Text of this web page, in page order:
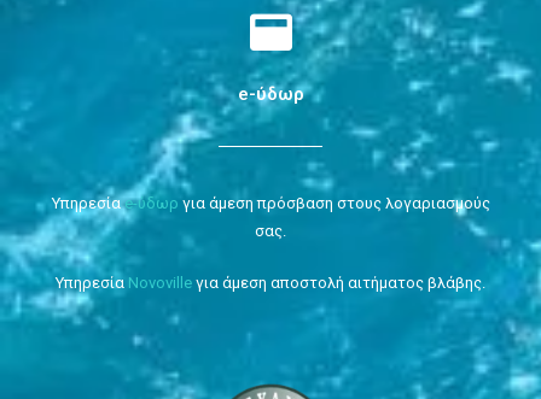
e-ύδωρ
Υπηρεσίαe-ύδωρ για άμεση πρόσβαση στους λογαριασμούς
σας.
Υπηρεσία Novoville για άμεση αποστολή αιτήματος βλάβης.